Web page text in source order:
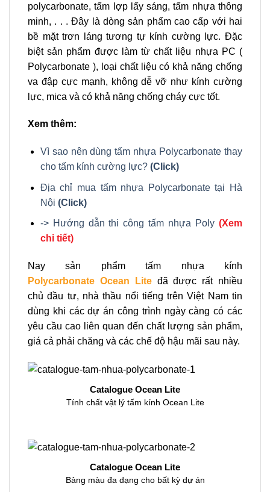
polycarbonate, tấm lợp lấy sáng, tấm nhựa thông
minh, . . . Đây là dòng sản phẩm cao cấp với hai
bề mặt trơn láng tương tự kính cường lực. Đặc
biệt sản phẩm được làm từ chất liệu nhựa PC (
Polycarbonate ), loại chất liệu có khả năng chống
va đập cực mạnh, không dễ vỡ như kính cường
lực, mica và có khả năng chống cháy cực tốt.
Xem thêm:
Vì sao nên dùng tấm nhựa Polycarbonate thay
cho tấm kính cường lực?(Click)
Địa chỉ mua tấm nhựa Polycarbonate tại Hà
Nội (Click)
-> Hướng dẫn thi công tấm nhựa Poly (Xem
chi tiết)
Nay sản phẩm tấm nhựa kính
Polycarbonate Ocean Liteđã được rất nhiều
chủ đầu tư, nhà thầu nổi tiếng trên Việt Nam tin
dùng khi các dự án công trình ngày càng có các
yêu cầu cao liên quan đến chất lượng sản phẩm,
giá cả phải chăng và các chế độ hậu mãi sau này.
Catalogue Ocean Lite
Tính chất vật lý tấm kính Ocean Lite
Catalogue Ocean Lite
Bảng màu đa dạng cho bất kỳ dự án